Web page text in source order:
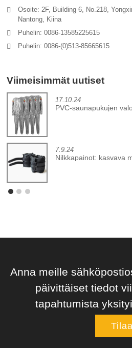
Osoite: 2F, Building 6, No.218,
Nantong, Kiina
Puhelin: 0086-13585225615
Puhelin: 0086-(0)513-85665615
Viimeisimmät uutiset
17.10.24
PVC-saunapukujen
7.9.24
Nilkkapainot: kasvava
Anna meille
päivittäiset tiedot
tapahtumista